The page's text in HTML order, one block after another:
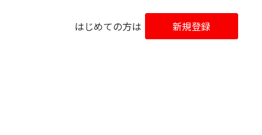
はじめての方は 新規登録